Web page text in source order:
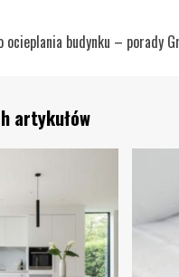
budynku – porady
artykułów